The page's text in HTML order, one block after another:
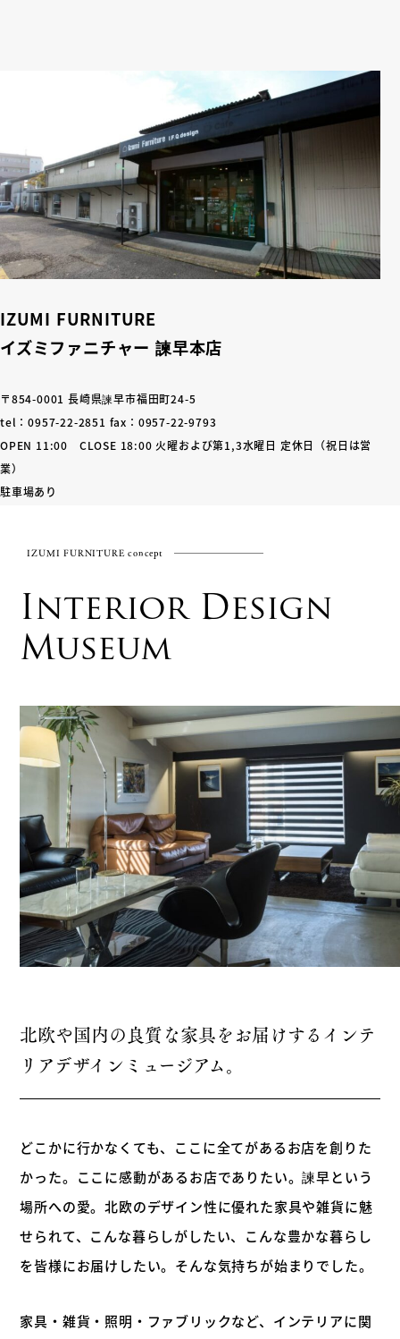
IZUMI FURNITURE
イズミファニチャー 諫早本店
〒854-0001 長崎県諫早市福田町24-5
tel：0957-22-2851 fax：0957-22-9793
OPEN 11:00 CLOSE 18:00 火曜および第1,3水曜日 定休日（祝日は営
業）
駐車場あり
IZUMI FURNITURE concept
Interior Design
Museum
北欧や国内の良質な家具をお届けするインテ
リアデザインミュージアム。
どこかに行かなくても、ここに全てがあるお店を創りた
かった。ここに感動があるお店でありたい。諫早という
場所への愛。北欧のデザイン性に優れた家具や雑貨に魅
せられて、こんな暮らしがしたい、こんな豊かな暮らし
を皆様にお届けしたい。そんな気持ちが始まりでした。
家具・雑貨・照明・ファブリックなど、インテリアに関